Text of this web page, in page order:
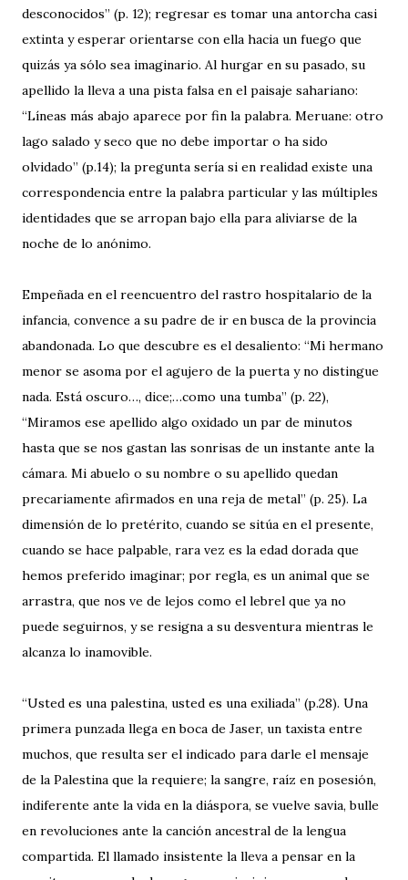
desconocidos” (p. 12); regresar es tomar una antorcha casi
extinta y esperar orientarse con ella hacia un fuego que
quizás ya sólo sea imaginario. Al hurgar en su pasado, su
apellido la lleva a una pista falsa en el paisaje sahariano:
“Líneas más abajo aparece por fin la palabra. Meruane: otro
lago salado y seco que no debe importar o ha sido
olvidado” (p.14); la pregunta sería si en realidad existe una
correspondencia entre la palabra particular y las múltiples
identidades que se arropan bajo ella para aliviarse de la
noche de lo anónimo.
Empeñada en el reencuentro del rastro hospitalario de la
infancia, convence a su padre de ir en busca de la provincia
abandonada. Lo que descubre es el desaliento: “Mi hermano
menor se asoma por el agujero de la puerta y no distingue
nada. Está oscuro…, dice;…como una tumba” (p. 22),
“Miramos ese apellido algo oxidado un par de minutos
hasta que se nos gastan las sonrisas de un instante ante la
cámara. Mi abuelo o su nombre o su apellido quedan
precariamente afirmados en una reja de metal” (p. 25). La
dimensión de lo pretérito, cuando se sitúa en el presente,
cuando se hace palpable, rara vez es la edad dorada que
hemos preferido imaginar; por regla, es un animal que se
arrastra, que nos ve de lejos como el lebrel que ya no
puede seguirnos, y se resigna a su desventura mientras le
alcanza lo inamovible.
“Usted es una palestina, usted es una exiliada” (p.28). Una
primera punzada llega en boca de Jaser, un taxista entre
muchos, que resulta ser el indicado para darle el mensaje
de la Palestina que la requiere; la sangre, raíz en posesión,
indiferente ante la vida en la diáspora, se vuelve savia, bulle
en revoluciones ante la canción ancestral de la lengua
compartida. El llamado insistente la lleva a pensar en la